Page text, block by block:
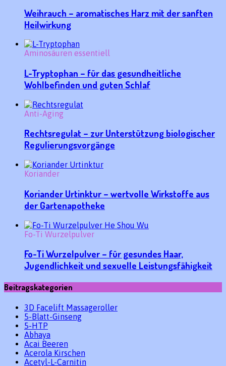
Weihrauch – aromatisches Harz mit der sanften
Heilwirkung
Aminosäuren essentiell
L-Tryptophan – für das gesundheitliche
Wohlbefinden und guten Schlaf
Anti-Aging
Rechtsregulat – zur Unterstützung biologischer
Regulierungsvorgänge
Koriander
Koriander Urtinktur – wertvolle Wirkstoffe aus
der Gartenapotheke
Fo-Ti Wurzelpulver
Fo-Ti Wurzelpulver – für gesundes Haar,
Jugendlichkeit und sexuelle Leistungsfähigkeit
Beitragskategorien
3D Facelift Massageroller
5-Blatt-Ginseng
5-HTP
Abhaya
Acai Beeren
Acerola Kirschen
Acetyl-L-Carnitin